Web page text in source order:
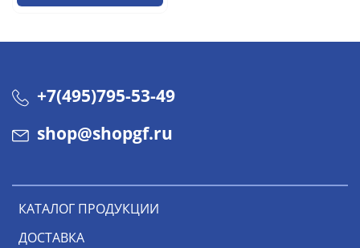
КАТАЛОГ ПРОДУКЦИИ
ДОСТАВКА
+7(495)795-53-49
shop@shopgf.ru